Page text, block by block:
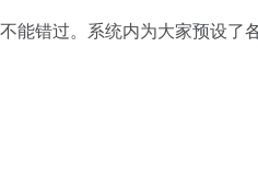
能错过。系统内为大家预设了